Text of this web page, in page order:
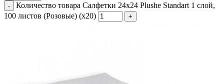
Количество товара Салфетки 24х24 Plushe Standart 1 слой,
100 листов (Розовые) (х20)